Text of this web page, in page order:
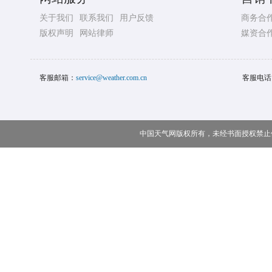
关于我们 联系我们
用户反馈
版权声明
网站律师
商务合
媒资合
客服邮箱： service@weather.com.cn 客服电
中国天气网版权所有，未经书面授权